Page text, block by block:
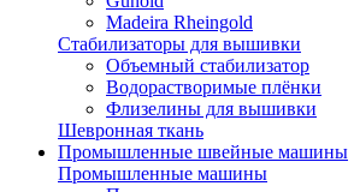
Madeira Rheingold
Стабилизаторы для вышивки
Объемный стабилизатор
Водорастворимые плёнки
Флизелины для вышивки
Шевронная ткань
Промышленные швейные машины
Промышленные машины